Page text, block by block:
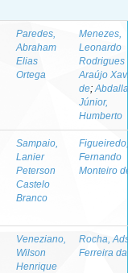
Paredes,
Abraham
Elias
Ortega
Menezes,
Leonardo
Rodrigues
Araújo
de;Abdalla
Júnior,
Humberto
Sampaio,
Lanier
Peterson
Castelo
Branco
Figueiredo,
Fernando
Monteiro
Veneziano,
Wilson
Henrique
Rocha,
Ferreira da